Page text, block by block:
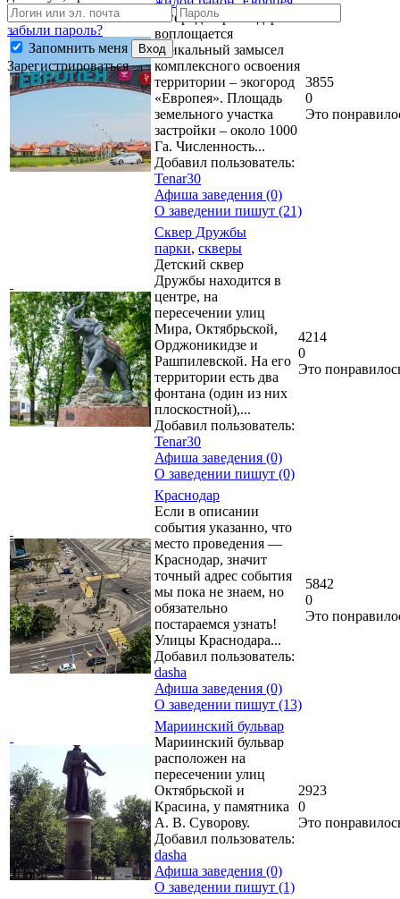
забыли пароль?
Запомнить меня
Вход
Зарегистрироваться
В городе Краснодаре
воплощается
уникальный замысел
комплексного освоения
территории – экогород
«Европея». Площадь
земельного участка
застройки – около 1000
Га. Численность...
Добавил пользователь:
Tenar30
Афиша заведения (0)
О заведении пишут (21)
3855
0
Это
Сквер Дружбы
парки, скверы
Детский сквер
Дружбы находится в
центре, на
пересечении улиц
Мира, Октябрьской,
Орджоникидзе и
Рашпилевской. На его
территории есть два
фонтана (один из них
плоскостной),...
Добавил пользователь:
Tenar30
Афиша заведения (0)
О заведении пишут (0)
4214
0
Это
Краснодар
Если в описании
события указанно, что
место проведения —
Краснодар, значит
точный адрес события
мы пока не знаем, но
обязательно
постараемся узнать!
Улицы Краснодара...
Добавил пользователь:
dasha
Афиша заведения (0)
О заведении пишут (13)
5842
0
Это
Мариинский бульвар
Мариинский бульвар
расположен на
пересечении улиц
Октябрьской и
Красина, у памятника
А. В. Суворову.
Добавил пользователь:
dasha
Афиша заведения (0)
О заведении пишут (1)
2923
0
Это